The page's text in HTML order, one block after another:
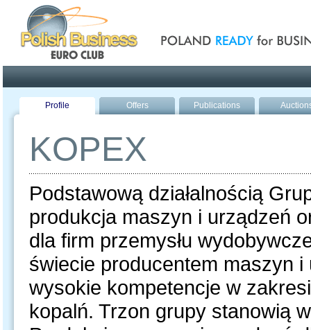
Profile Offers Publications
KOPEX
Podstawową działalnością
produkcja maszyn i urządzeń
dla firm przemysłu
świecie producentem maszyn
wysokie kompetencje w
kopalń. Trzon grupy stanowią